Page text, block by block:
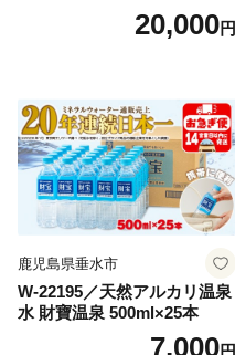
20,000円
鹿児島県垂水市
W-22195／天然アルカリ温泉
水 財寶温泉 500ml×25本
7,000